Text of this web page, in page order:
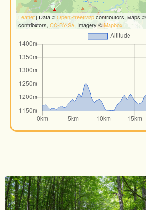
Leaflet | Data ©OpenStreetMapcontributors, Maps ©
contributors, CC-BY-SA, Imagery ©Mapbox